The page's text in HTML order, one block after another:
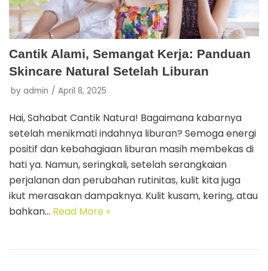
Cantik Alami, Semangat Kerja: Panduan
Skincare Natural Setelah Liburan
by admin April 8, 2025
Hai, Sahabat Cantik Natura! Bagaimana kabarnya
setelah menikmati indahnya liburan? Semoga energi
positif dan kebahagiaan liburan masih membekas di
hati ya. Namun, seringkali, setelah serangkaian
perjalanan dan perubahan rutinitas, kulit kita juga
ikut merasakan dampaknya. Kulit kusam, kering, atau
bahkan… Read More »